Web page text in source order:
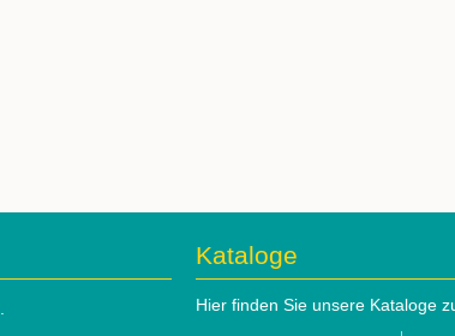
Kataloge
Hier finden Sie unsere Kataloge